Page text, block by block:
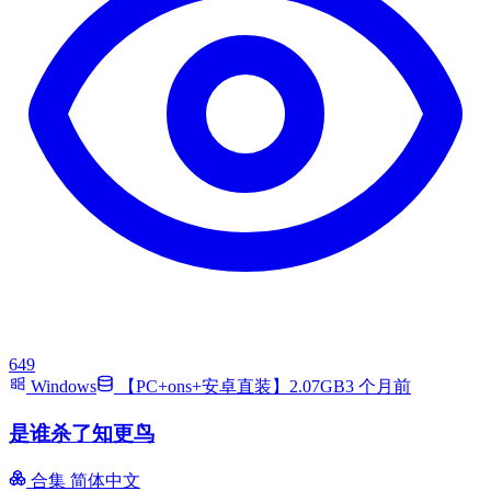
649
Windows
【PC+ons+安卓直装】2.07GB3 个月前
是谁杀了知更鸟
合集 简体中文